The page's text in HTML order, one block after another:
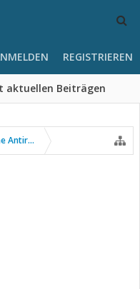
aktuellen Beiträgen
REGISTRIEREN
Antirheumatika